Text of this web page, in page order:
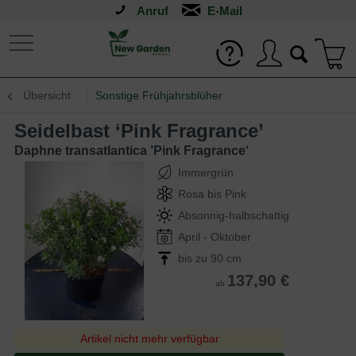
Anruf
Übersicht Sonstige Frühjahrsblüher
Seidelbast ‘Pink Fragrance’
Daphne transatlantica ’Pink Fragrance‘
Immergrün
Rosa bis Pink
Absonnig-halbschattig
April - Oktober
bis zu 90 cm
ab 137,90 €
Artikel nicht mehr verfügbar